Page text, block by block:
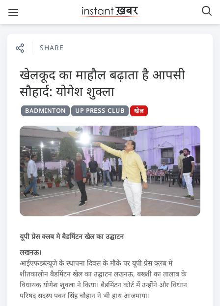
SHARE
खेलकूद का माहौल बढ़ाता है आपसी
सौहार्द: योगेश शुक्ला
BADMINTON UP PRESS CLUB खेल
यूपी प्रेस क्लब मे बैडमिंटन खेल का उद्घाटन
लखनऊ।
आईएफडब्ल्यूजे के स्थापना दिवस के मौके पर यूपी प्रेस क्लब में
शीतकालीन बैडमिंटन खेल का उद्घाटन लखनऊ, बख्शी का तालाब के
विधायक योगेश शुक्ला ने किया। बैडमिंटन कोर्ट में उन्होेंने और विधान
परिषद सदस्य पवन सिंह चौहान ने भी हाथ आजमाया।